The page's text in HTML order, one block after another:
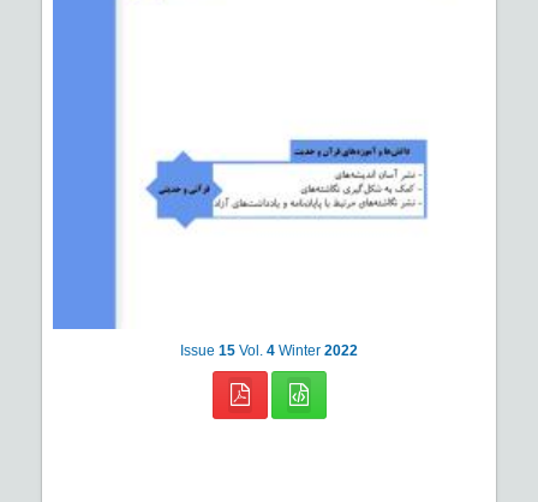
Issue 15 Vol. 4 Winter 2022